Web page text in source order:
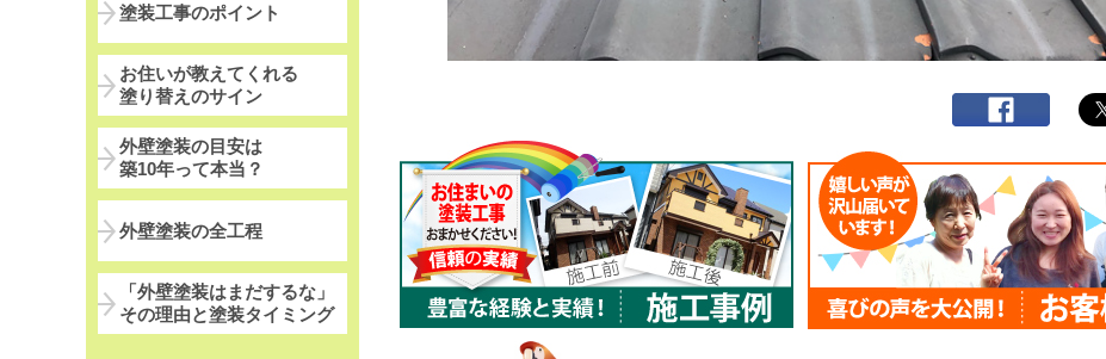
塗装工事のポイント
お住いが教えてくれる
塗り替えのサイン
外壁塗装の目安は
築10年って本当？
外壁塗装の全工程
「外壁塗装はまだするな」
その理由と塗装タイミング